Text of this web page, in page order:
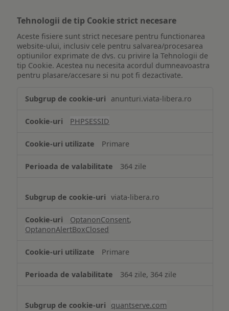
Tehnologii de tip Cookie strict necesare
Aceste fisiere sunt strict necesare pentru functionarea
website-ului, inclusiv cele pentru salvarea/procesarea
optiunilor exprimate de dvs. cu privire la Tehnologii de
tip Cookie. Acestea nu necesita acordul dumneavoastra
pentru plasare/accesare si nu pot fi dezactivate.
de
Cookie
necesare
anunturi.viata-libera.ro
PHPSESSID
Primare
364 zile
viata-libera.ro
OptanonConsent,
OptanonAlertBoxClosed
Primare
364 zile, 364 zile
quantserve.com